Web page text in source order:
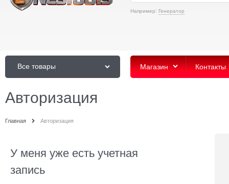
Например: Генератор
Все товары Магазин Контакты
Авторизация
Главная Авторизация
У меня уже есть учетная
запись